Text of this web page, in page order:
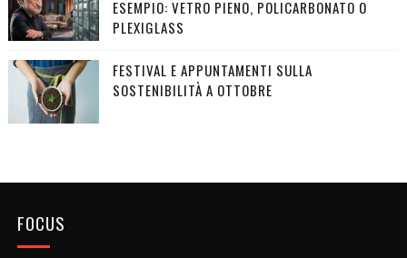
ESEMPIO: VETRO PIENO, POLICARBONATO O
PLEXIGLASS
FESTIVAL E APPUNTAMENTI SULLA
SOSTENIBILITÀ A OTTOBRE
FOCUS